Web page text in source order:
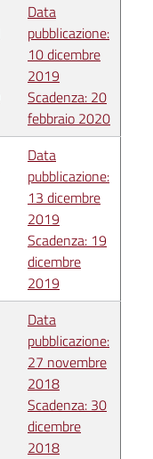
Data
pubblicazione:
10 dicembre
2019
Scadenza: 20
febbraio 2020
Data
pubblicazione:
13 dicembre
2019
Scadenza: 19
dicembre
2019
Data
pubblicazione:
27 novembre
2018
Scadenza: 30
dicembre
2018